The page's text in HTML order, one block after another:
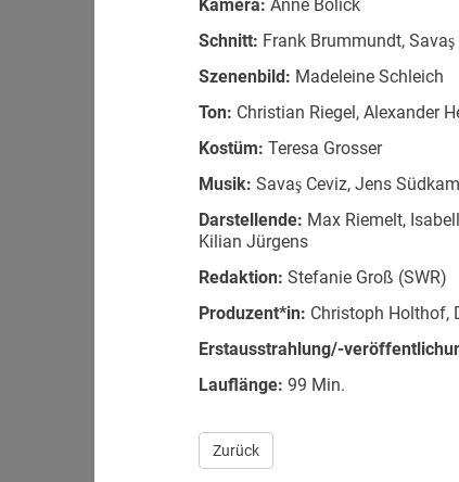
Kamera: Anne Bolick
Schnitt: Frank Brummundt, Savaş
Szenenbild: Madeleine Schleich
Ton: Christian Riegel, Alexander
Kostüm: Teresa Grosser
Musik: Savaş Ceviz, Jens
Darstellende: Max Riemelt,
Kilian Jürgens
Redaktion: Stefanie Groß (SWR)
Produzent*in: Christoph Holthof,
Erstausstrahlung/-
Lauflänge: 99 Min.
Zurück